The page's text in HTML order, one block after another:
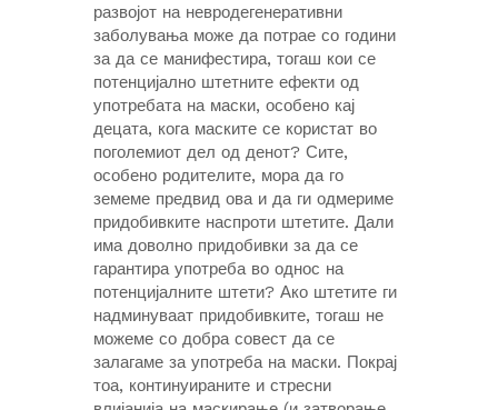
развојот на невродегенеративни
заболувања може да потрае со години
за да се манифестира, тогаш кои се
потенцијално штетните ефекти од
употребата на маски, особено кај
децата, кога маските се користат во
поголемиот дел од денот? Сите,
особено родителите, мора да го
земеме предвид ова и да ги одмериме
придобивките наспроти штетите. Дали
има доволно придобивки за да се
гарантира употреба во однос на
потенцијалните штети? Ако штетите ги
надминуваат придобивките, тогаш не
можеме со добра совест да се
залагаме за употреба на маски. Покрај
тоа, континуираните и стресни